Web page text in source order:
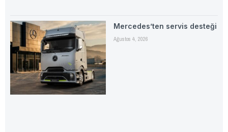
Mercedes’ten servis desteği
Ağustos 4, 2026